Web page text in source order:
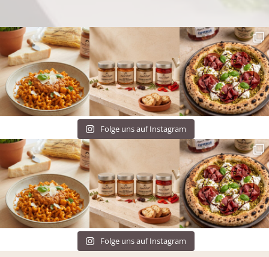
Folge uns auf Instagram
Folge uns auf Instagram